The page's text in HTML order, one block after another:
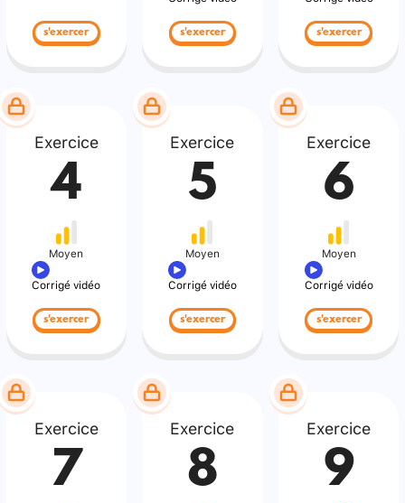
s'exercer s'exercer s'exercer
Exercice
4
Moyen
Corrigé vidéo
s'exercer
Exercice
5
Moyen
Corrigé vidéo
s'exercer
Exercice
6
Moyen
Corrigé vidéo
s'exercer
Exercice
7
Exercice
8
Exercice
9